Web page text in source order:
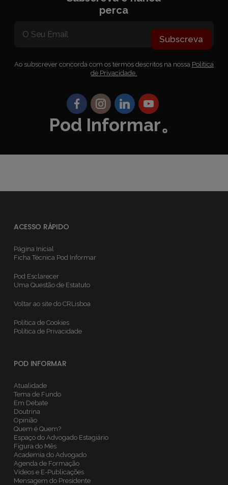
perca
Subscreva
Ao subscrever concorda com os termos descritos na nossa Política
de Privacidade.
Pod Informar。
ACESSO RÁPIDO
Página Inicial
Ficha Técnica Pod Informar
Pod Esclarecer
Uma Questão de Estatuto
Voltar ao site do CRLisboa
Política de Cookies
Política de Privacidade
POD INFORMAR
Atualidade
Tema de Fundo
Em Debate
Doutrina
Opinião
Quem é Quem?
Espaço do Advogado Estagiário
Figura do Mês
Academia do Advogado
Agenda de Formação
Vídeos e E-Publicações
Mensagem do Presidente